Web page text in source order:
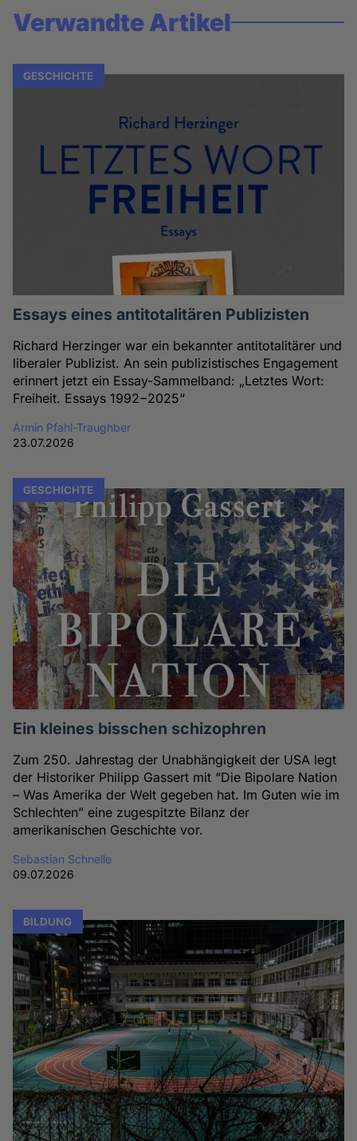
Verwandte Artikel
GESCHICHTE
Essays eines antitotalitären Publizisten
Richard Herzinger war ein bekannter antitotalitärer und
liberaler Publizist. An sein publizistisches Engagement
erinnert jetzt ein Essay-Sammelband: „Letztes Wort:
Freiheit. Essays 1992−2025“
Armin Pfahl-Traughber
23.07.2026
GESCHICHTE
Ein kleines bisschen schizophren
Zum 250. Jahrestag der Unabhängigkeit der USA legt
der Historiker Philipp Gassert mit “Die Bipolare Nation
– Was Amerika der Welt gegeben hat. Im Guten wie im
Schlechten” eine zugespitzte Bilanz der
amerikanischen Geschichte vor.
Sebastian Schnelle
09.07.2026
BILDUNG